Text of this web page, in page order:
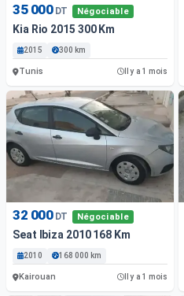
35 000 DT Négociable
Kia Rio 2015 300 Km
2015 300 km
Tunis Il y a 1 mois
32 000 DT Négociable
Seat Ibiza 2010 168 Km
2010 168 000 km
Kairouan Il y a 1 mois